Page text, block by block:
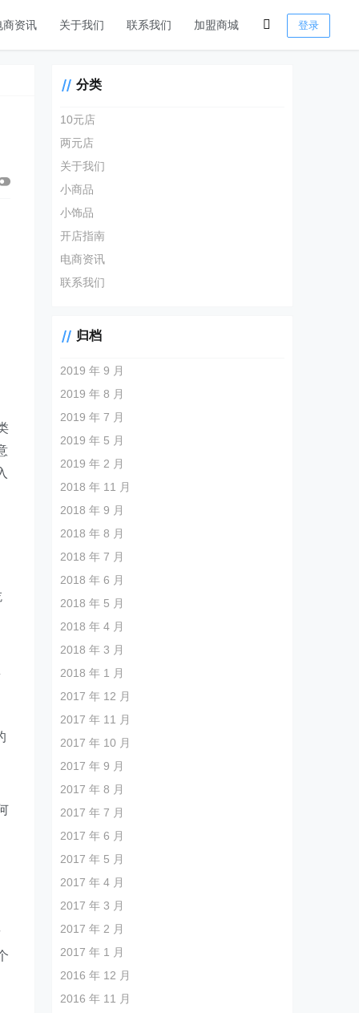
商资讯 关于我们 联系我们 加盟商城 登录
分类
10元店
两元店
关于我们
小商品
小饰品
开店指南
电商资讯
联系我们
归档
2019 年 9 月
2019 年 8 月
2019 年 7 月
2019 年 5 月
2019 年 2 月
2018 年 11 月
2018 年 9 月
2018 年 8 月
2018 年 7 月
2018 年 6 月
2018 年 5 月
2018 年 4 月
2018 年 3 月
2018 年 1 月
2017 年 12 月
2017 年 11 月
2017 年 10 月
2017 年 9 月
2017 年 8 月
2017 年 7 月
2017 年 6 月
2017 年 5 月
2017 年 4 月
2017 年 3 月
2017 年 2 月
2017 年 1 月
2016 年 12 月
2016 年 11 月